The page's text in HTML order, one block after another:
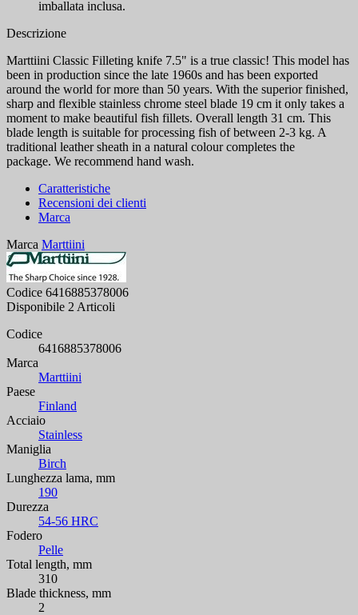
imballata inclusa.
Descrizione
Marttiini Classic Filleting knife 7.5" is a true classic! This model has
been in production since the late 1960s and has been exported
around the world for more than 50 years. With the superior finished,
sharp and flexible stainless chrome steel blade 19 cm it only takes a
moment to make beautiful fish fillets. Overall length 31 cm. This
blade length is suitable for processing fish of between 2-3 kg. A
traditional leather sheath in a natural colour completes the
package. We recommend hand wash.
Caratteristiche
Recensioni dei clienti
Marca
Marca Marttiini
Codice 6416885378006
Disponibile 2 Articoli
Codice
6416885378006
Marca
Marttiini
Paese
Finland
Acciaio
Stainless
Maniglia
Birch
Lunghezza lama, mm
190
Durezza
54-56 HRC
Fodero
Pelle
Total length, mm
310
Blade thickness, mm
2